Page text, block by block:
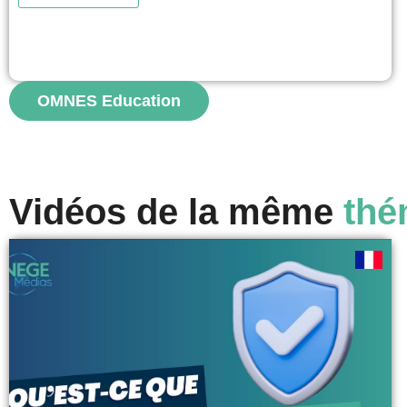
voir
OMNES Education
Vidéos de la même